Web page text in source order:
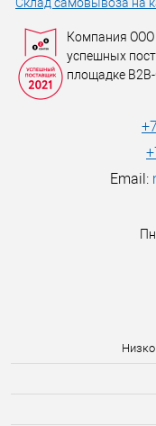
Компания
успешных
площадке
Email: